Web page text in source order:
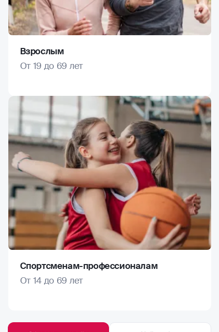
Взрослым
От 19 до 69 лет
Спортсменам-профессионалам
От 14 до 69 лет